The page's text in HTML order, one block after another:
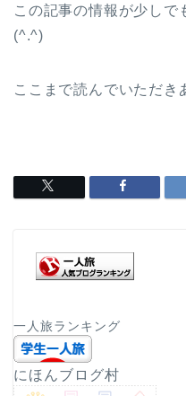
この記事の情報が少しで
(^.^)
ここまで読んでいただき
一人旅ランキング
にほんブログ村